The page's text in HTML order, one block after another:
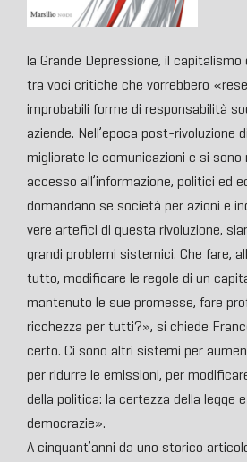
la Grande Depressione, il
tra voci critiche che vorrebbero
improbabili forme di responsabilità
aziende. Nell’epoca post-rivoluzione
migliorate le comunicazioni e si
accesso all’informazione, politici ed
domandano se società per azioni e
vere artefici di questa rivoluzione,
grandi problemi sistemici. Che fare,
tutto, modificare le regole di un
mantenuto le sue promesse, fare
ricchezza per tutti?», si chiede
certo. Ci sono altri sistemi per
per ridurre le emissioni, per
della politica: la certezza della legge
democrazie».
A cinquant’anni da uno storico